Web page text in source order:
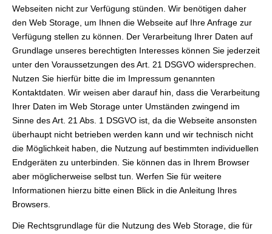
Webseiten nicht zur Verfügung stünden. Wir benötigen daher
den Web Storage, um Ihnen die Webseite auf Ihre Anfrage zur
Verfügung stellen zu können. Der Verarbeitung Ihrer Daten auf
Grundlage unseres berechtigten Interesses können Sie jederzeit
unter den Voraussetzungen des Art. 21 DSGVO widersprechen.
Nutzen Sie hierfür bitte die im Impressum genannten
Kontaktdaten. Wir weisen aber darauf hin, dass die Verarbeitung
Ihrer Daten im Web Storage unter Umständen zwingend im
Sinne des Art. 21 Abs. 1 DSGVO ist, da die Webseite ansonsten
überhaupt nicht betrieben werden kann und wir technisch nicht
die Möglichkeit haben, die Nutzung auf bestimmten individuellen
Endgeräten zu unterbinden. Sie können das in Ihrem Browser
aber möglicherweise selbst tun. Werfen Sie für weitere
Informationen hierzu bitte einen Blick in die Anleitung Ihres
Browsers.
Die Rechtsgrundlage für die Nutzung des Web Storage, die für